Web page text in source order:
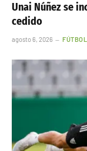
Unai Núñez se
cedido
agosto 6, 2026